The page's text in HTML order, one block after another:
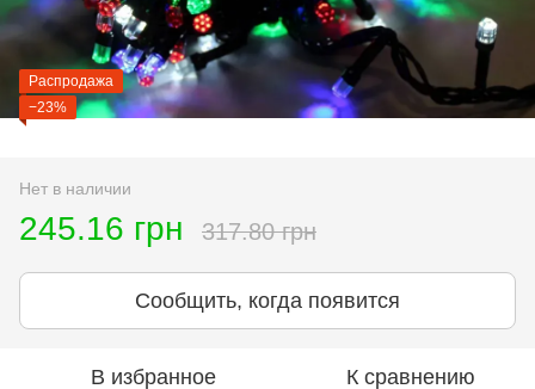
Распродажа
−23%
Нет в наличии
245.16 грн 317.80 грн
Сообщить, когда появится
В избранное К сравнению